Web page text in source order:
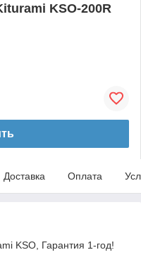
KSO-200R
Доставка Оплата
KSO, Гарантия 1-год!